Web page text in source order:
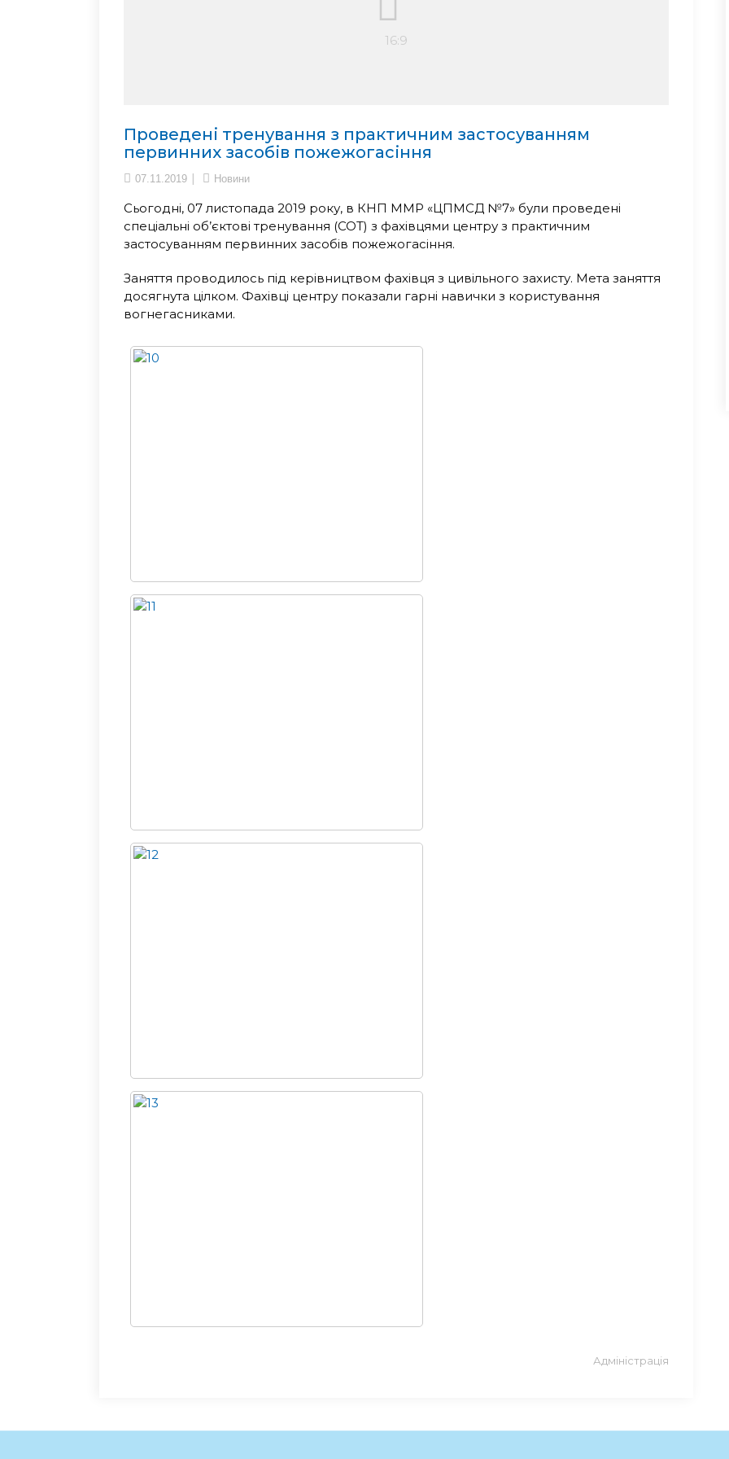
Проведені тренування з практичним застосуванням
первинних засобів пожежогасіння
07.11.2019 Новини
Сьогодні, 07 листопада 2019 року, в КНП ММР «ЦПМСД №7» були проведені
спеціальні об’єктові тренування (СОТ) з фахівцями центру з практичним
застосуванням первинних засобів пожежогасіння.
Заняття проводилось під керівництвом фахівця з цивільного захисту. Мета заняття
досягнута цілком. Фахівці центру показали гарні навички з користування
вогнегасниками.
Адміністрація